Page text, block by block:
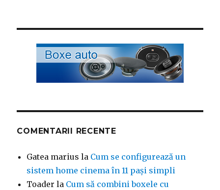
COMENTARII RECENTE
Gatea marius la Cum se configurează un
sistem home cinema în 11 pași simpli
Toader la Cum să combini boxele cu